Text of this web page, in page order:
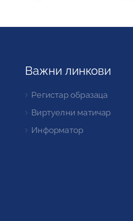
Важни линкови
Регистар образаца
Виртуелни матичар
Информатор